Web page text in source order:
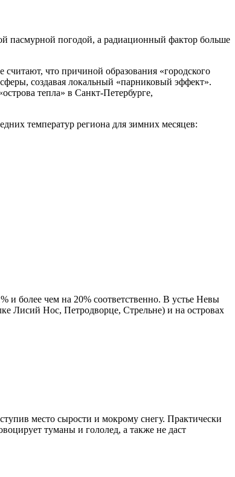
пасмурной погодой, а радиационный фактор больше
что причиной образования «городского
создавая локальный «парниковый эффект».
тепла» в Санкт-Петербурге,
температур региона для зимних месяцев:
и более чем на 20% соответственно. В устье Невы
Лисий Нос, Петродворце, Стрельне) и на островах
место сырости и мокрому снегу. Практически
туманы и гололед, а также не даст